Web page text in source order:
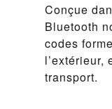
Conçue
Bluetooth
codes
l’extérieur,
transport.